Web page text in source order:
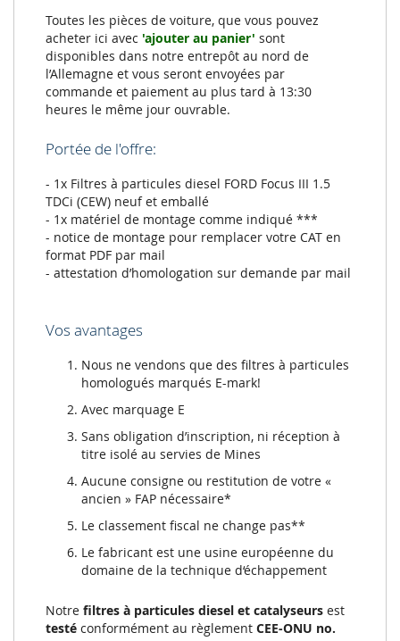
Toutes les pièces de voiture, que vous pouvez
acheter ici avec 'ajouter au panier' sont
disponibles dans notre entrepôt au nord de
l’Allemagne et vous seront envoyées par
commande et paiement au plus tard à 13:30
heures le même jour ouvrable.
Portée de l'offre:
- 1x Filtres à particules diesel FORD Focus III 1.5
TDCi (CEW) neuf et emballé
- 1x matériel de montage comme indiqué ***
- notice de montage pour remplacer votre CAT en
format PDF par mail
- attestation d’homologation sur demande par mail
Vos avantages
Nous ne vendons que des filtres à particules
homologués marqués E-mark!
Avec marquage E
Sans obligation d’inscription, ni réception à
titre isolé au servies de Mines
Aucune consigne ou restitution de votre «
ancien » FAP nécessaire*
Le classement fiscal ne change pas**
Le fabricant est une usine européenne du
domaine de la technique d‘échappement
Notre filtres à particules diesel et catalyseurs est
testé conformément au règlement CEE-ONU no.